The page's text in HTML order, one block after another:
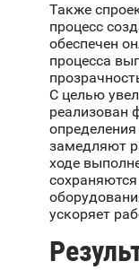
Также
процесс
обеспечен
процесса
С целью
реализован
замедляют
ходе
ускоряет